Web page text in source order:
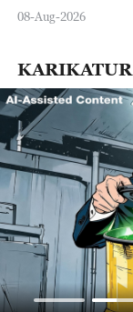
08-Aug-2026
KARIKATUR